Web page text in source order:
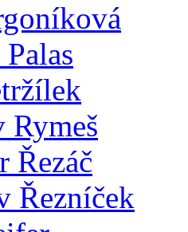
Rymeš
Řezáč
Řezníček